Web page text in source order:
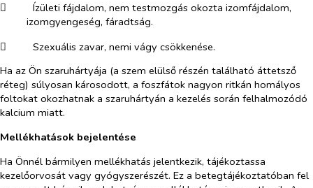
​
Ízületi fájdalom, nem testmozgás okozta izomfájdalom,
izomgyengeség, fáradtság.
​
Szexuális zavar, nemi vágy csökkenése.
Ha az Ön szaruhártyája (a szem elülső részén található áttetsző
réteg) súlyosan károsodott, a foszfátok nagyon ritkán homályos
foltokat okozhatnak a szaruhártyán a kezelés során felhalmozódó
kalcium miatt.
Mellékhatások bejelentése
Ha Önnél bármilyen mellékhatás jelentkezik, tájékoztassa
kezelőorvosát vagy gyógyszerészét. Ez a betegtájékoztatóban fel